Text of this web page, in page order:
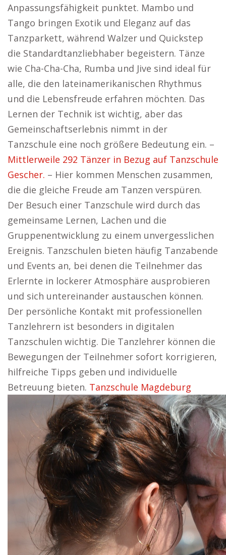
Anpassungsfähigkeit punktet. Mambo und
Tango bringen Exotik und Eleganz auf das
Tanzparkett, während Walzer und Quickstep
die Standardtanzliebhaber begeistern. Tänze
wie Cha-Cha-Cha, Rumba und Jive sind ideal für
alle, die den lateinamerikanischen Rhythmus
und die Lebensfreude erfahren möchten. Das
Lernen der Technik ist wichtig, aber das
Gemeinschaftserlebnis nimmt in der
Tanzschule eine noch größere Bedeutung ein. –
Mittlerweile 292 Tänzer in Bezug auf Tanzschule
Gescher. – Hier kommen Menschen zusammen,
die die gleiche Freude am Tanzen verspüren.
Der Besuch einer Tanzschule wird durch das
gemeinsame Lernen, Lachen und die
Gruppenentwicklung zu einem unvergesslichen
Ereignis. Tanzschulen bieten häufig Tanzabende
und Events an, bei denen die Teilnehmer das
Erlernte in lockerer Atmosphäre ausprobieren
und sich untereinander austauschen können.
Der persönliche Kontakt mit professionellen
Tanzlehrern ist besonders in digitalen
Tanzschulen wichtig. Die Tanzlehrer können die
Bewegungen der Teilnehmer sofort korrigieren,
hilfreiche Tipps geben und individuelle
Betreuung bieten. Tanzschule Magdeburg